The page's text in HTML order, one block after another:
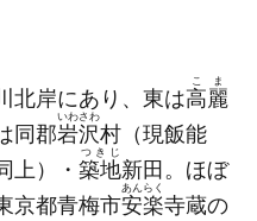
北岸にあり、東は高麗
こま
同郡岩沢
いわさわ
村 （現飯能
上） ・ 築地
つきじ
新田。ほぼ
京都青梅市安楽
あんらく
寺蔵の